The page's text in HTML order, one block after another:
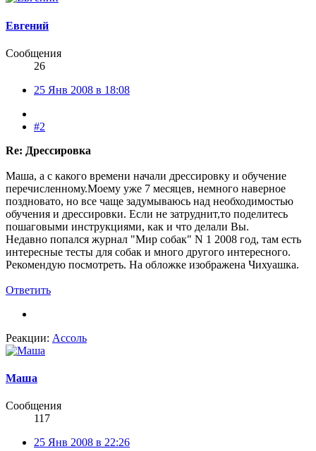
Евгений
Сообщения
26
25 Янв 2008 в 18:08
#2
Re: Дрессировка
Маша, а с какого времени начали дрессировку и обучение
перечисленному.Моему уже 7 месяцев, немного наверное
поздновато, но все чаще задумываюсь над необходимостью
обучения и дрессировки. Если не затруднит,то поделитесь
пошаговыми инструкциями, как и что делали Вы.
Недавно попался журнал "Мир собак" N 1 2008 год, там есть
интересные тесты для собак и много другого интересного.
Рекомендую посмотреть. На обложке изображена Чихуашка.
Ответить
Реакции: Ассоль
Маша
Сообщения
117
25 Янв 2008 в 22:26